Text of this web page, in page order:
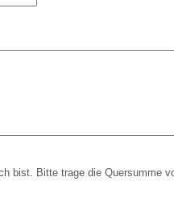
bist. Bitte trage die Quersumme